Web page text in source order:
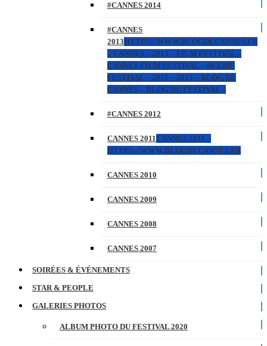
#CANNES 2014
#CANNES
2013HTTPS://WWW.BLOGDECANNES.FR
– CANNES – 2013 – FILM FESTIVAL –
CANNES FILM FESTIVAL – 66 EME
FESTIVAL – 2012 – 2013 – BLOG DE
CANNES – BLOG DU FESTIVAL –
#CANNES 2012
CANNES 2011CANNES 2011 –
HTTPS://WWW.BLOGDECANNES.FR
CANNES 2010
CANNES 2009
CANNES 2008
CANNES 2007
SOIRÉES & ÉVÉNEMENTS
STAR & PEOPLE
GALERIES PHOTOS
ALBUM PHOTO DU FESTIVAL 2020